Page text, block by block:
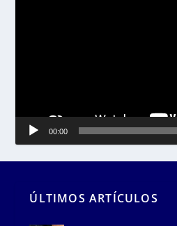
00:00
ÚLTIMOS ARTÍCULOS